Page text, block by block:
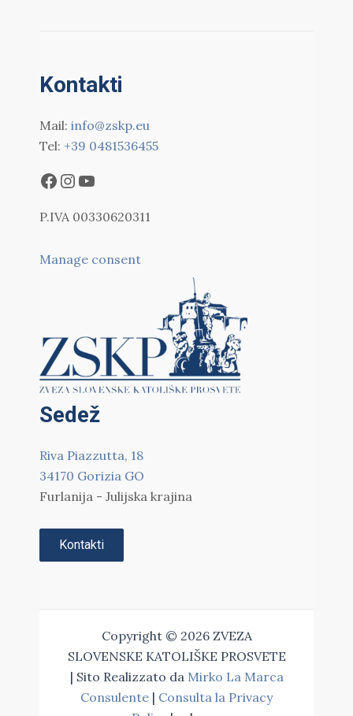
Kontakti
Mail: info@zskp.eu
Tel: +39 0481536455
P.IVA 00330620311
Manage consent
Sedež
Riva Piazzutta, 18
34170 Gorizia GO
Furlanija - Julijska krajina
Kontakti
Copyright © 2026 ZVEZA
SLOVENSKE KATOLIŠKE PROSVETE
| Sito Realizzato da Mirko La Marca
Consulente | Consulta la Privacy